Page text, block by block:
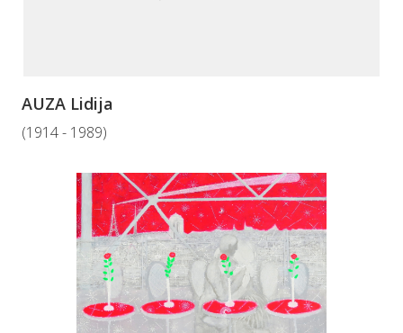
AUZA Lidija
(1914 - 1989)